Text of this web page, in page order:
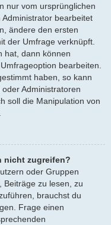
nur vom ursprünglichen
bearbeitet
ändere den ersten
der Umfrage verknüpft.
hat, dann können
bearbeiten.
haben, so kann
Administratoren
soll die Manipulation von
nicht zugreifen?
oder Gruppen
Beiträge zu lesen, zu
brauchst du
Frage einen